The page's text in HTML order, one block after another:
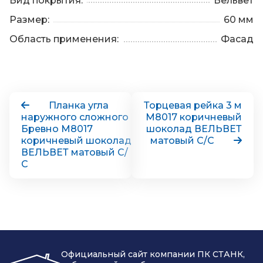
Размер:
60 мм
Область применения:
Фасад
Планка угла
наружного сложного
Бревно М8017
коричневый шоколад
ВЕЛЬВЕТ матовый С/
С
Торцевая рейка 3 м
М8017 коричневый
шоколад ВЕЛЬВЕТ
матовый С/С
Официальный сайт компании ПК СТАНК,